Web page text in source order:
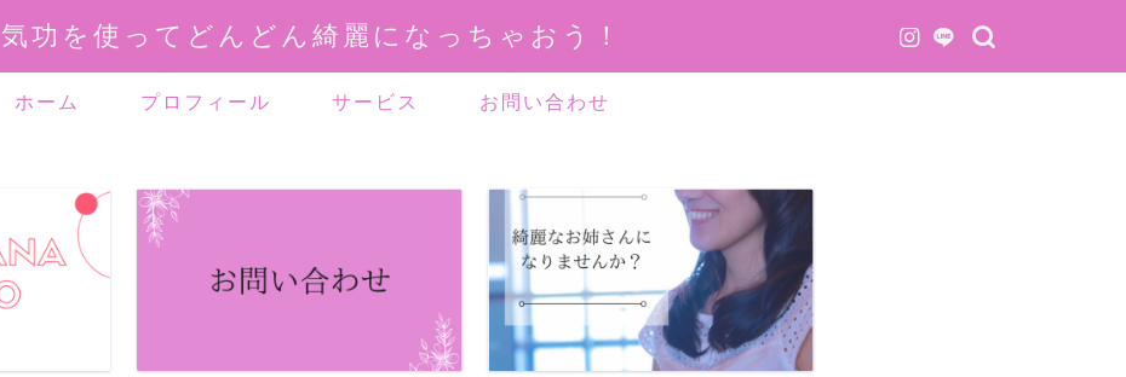
気功を使ってどんどん綺麗になっちゃおう！
ホーム プロフィール サービス お問い合わせ